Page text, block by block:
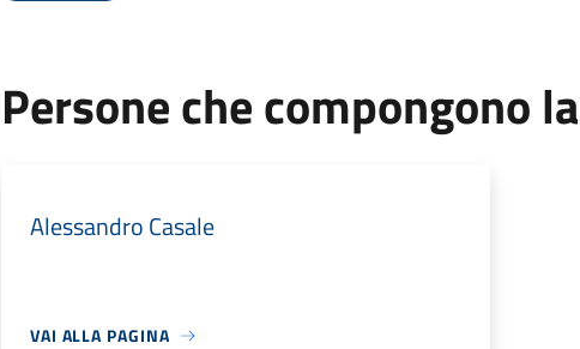
Persone che compongono
Alessandro Casale
VAI ALLA PAGINA